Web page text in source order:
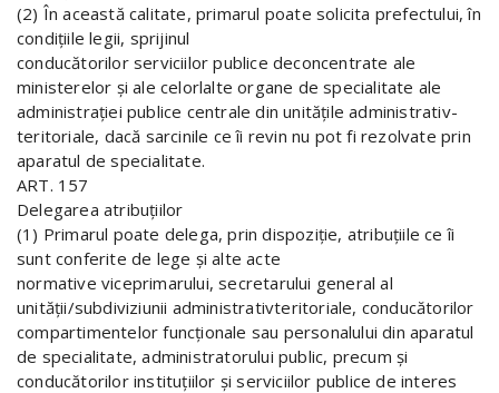
(2) În această calitate, primarul poate solicita prefectului, în
condiţiile legii, sprijinul
conducătorilor serviciilor publice deconcentrate ale
ministerelor şi ale celorlalte organe de specialitate ale
administraţiei publice centrale din unităţile administrativ-
teritoriale, dacă sarcinile ce îi revin nu pot fi rezolvate prin
aparatul de specialitate.
ART. 157
Delegarea atribuţiilor
(1) Primarul poate delega, prin dispoziţie, atribuţiile ce îi
sunt conferite de lege şi alte acte
normative viceprimarului, secretarului general al
unităţii/subdiviziunii administrativteritoriale, conducătorilor
compartimentelor funcţionale sau personalului din aparatul
de specialitate, administratorului public, precum şi
conducătorilor instituţiilor şi serviciilor publice de interes